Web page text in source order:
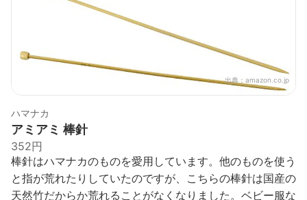
出典： amazon.co.jp
ハマナカ
アミアミ 棒針
352円
棒針はハマナカのものを愛用しています。他のものを使う
と指が荒れたりしていたのですが、こちらの棒針は国産の
天然竹だからか荒れることがなくなりました。ベビー服な